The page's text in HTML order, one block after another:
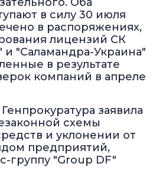
в силу 30 июля
в распоряжениях,
лицензий СК
и "Саламандра-Украина"
в результате
компаний в апреле
заявила
схемы
и уклонении от
предприятий,
группу "Group DF"